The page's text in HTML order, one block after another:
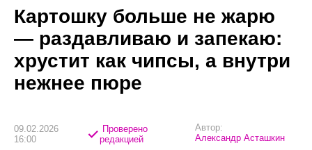
Картошку больше не жарю
— раздавливаю и запекаю:
хрустит как чипсы, а внутри
нежнее пюре
09.02.2026
16:00
Проверено
редакцией
Автор:
Александр Асташкин